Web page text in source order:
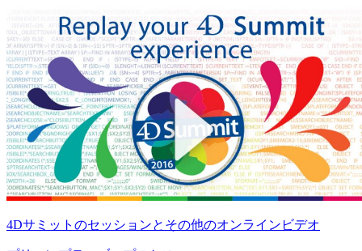
4Dサミットのセッションとその他のオンラインビデオ